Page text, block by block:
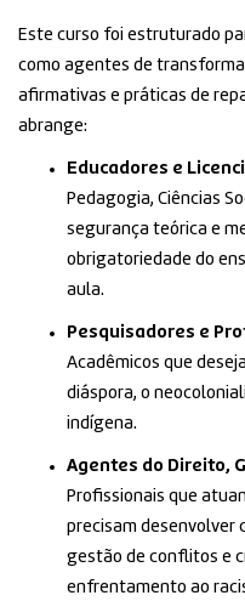
Este curso foi estruturado
como agentes de
afirmativas e práticas de
abrange:
Educadores e
Pedagogia, Ciências
segurança teórica e
obrigatoriedade do
aula.
Pesquisadores e
Acadêmicos que
diáspora, o
indígena.
Agentes do Direito,
Profissionais que
precisam desenvolver
gestão de conflitos e
enfrentamento ao